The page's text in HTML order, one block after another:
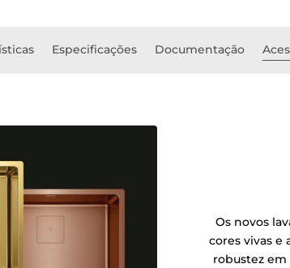
Especificações Documentação
Os novos
cores vivas
robustez em